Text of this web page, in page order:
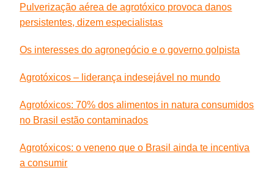
Pulverização aérea de agrotóxico provoca danos
persistentes, dizem especialistas
Os interesses do agronegócio e o governo golpista
Agrotóxicos – liderança indesejável no mundo
Agrotóxicos: 70% dos alimentos in natura consumidos
no Brasil estão contaminados
Agrotóxicos: o veneno que o Brasil ainda te incentiva
a consumir